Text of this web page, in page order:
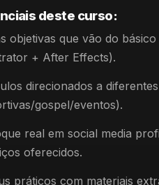
deste curso:
objetivas que vão do
+ After Effects).
direcionados a
gospel/eventos).
real em social media
oferecidos.
práticos com materiais